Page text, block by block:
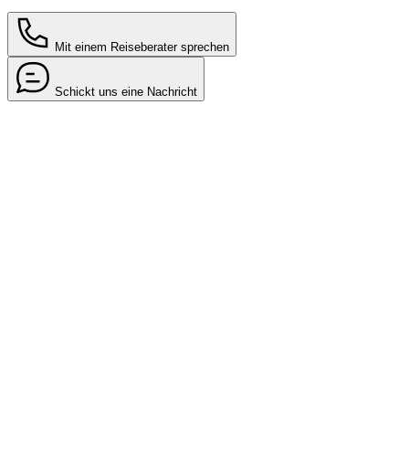
Mit einem Reiseberater sprechen
Schickt uns eine Nachricht